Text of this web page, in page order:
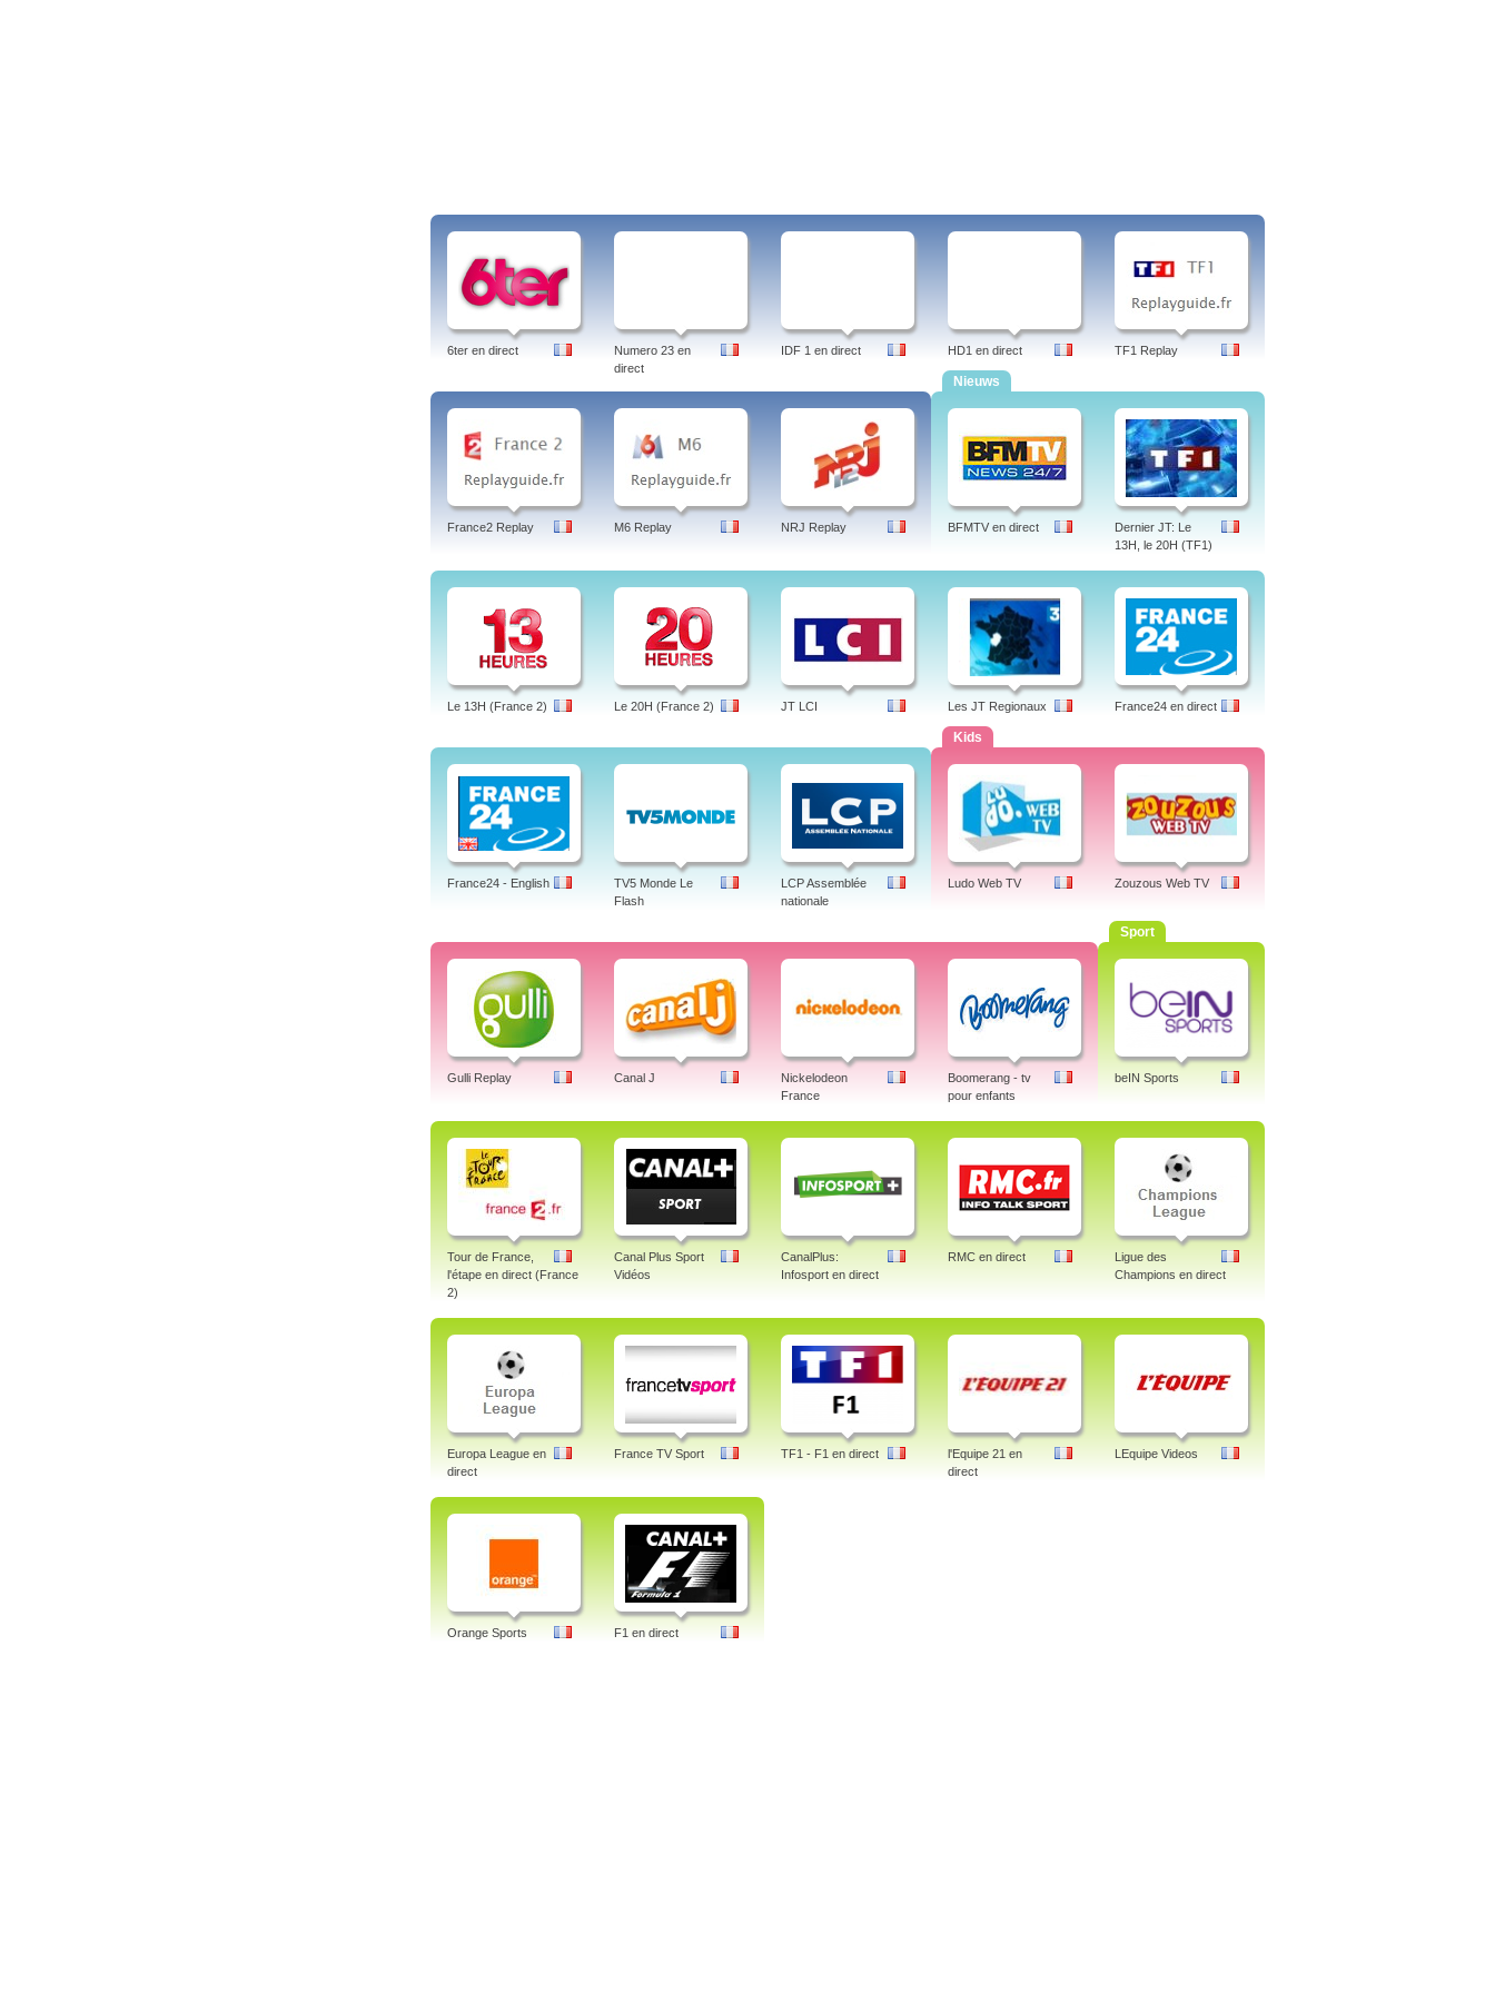
6ter en direct
Numero 23 en
direct
IDF 1 en direct HD1 en direct TF1 Replay
France2 Replay M6 Replay NRJ Replay
Nieuws
BFMTV en direct
Dernier JT: Le
13H, le 20H (TF1)
Le 13H (France 2) Le 20H (France 2) JT LCI Les JT Regionaux France24 en direct
France24 - English
TV5 Monde Le
Flash
LCP Assemblée
nationale
Kids
Ludo Web TV Zouzous Web TV
Gulli Replay Canal J
Nickelodeon
France
Boomerang - tv
pour enfants
Sport
beIN Sports
Tour de France,
l'étape en direct (France
2)
Canal Plus Sport
Vidéos
CanalPlus:
Infosport en direct
RMC en direct
Ligue des
Champions en direct
Europa League en
direct
France TV Sport TF1 - F1 en direct
l'Equipe 21 en
direct
LEquipe Videos
Orange Sports F1 en direct